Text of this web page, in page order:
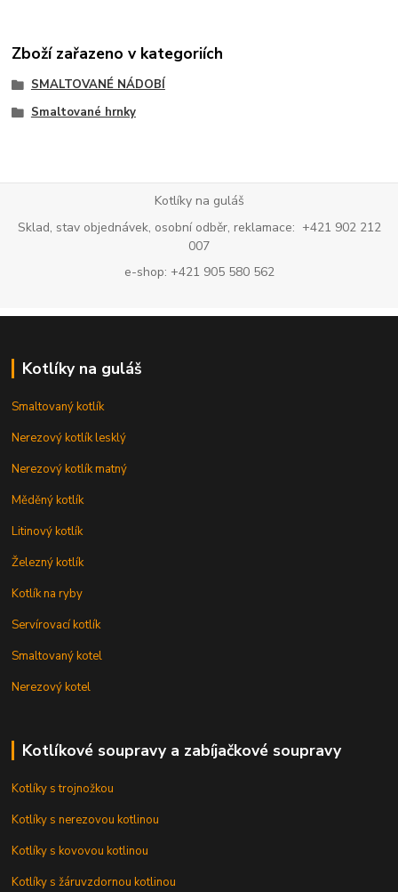
Zboží zařazeno v kategoriích
SMALTOVANÉ NÁDOBÍ
Smaltované hrnky
Kotlíky na guláš
Sklad, stav objednávek, osobní odběr, reklamace: +421 902 212
007
e-shop: +421 905 580 562
Kotlíky na guláš
Smaltovaný kotlík
Nerezový kotlík lesklý
Nerezový kotlík matný
Měděný kotlík
Litinový kotlík
Železný kotlík
Kotlík na ryby
Servírovací kotlík
Smaltovaný kotel
Nerezový kotel
Kotlíkové soupravy a zabíjačkové soupravy
Kotlíky s trojnožkou
Kotlíky s nerezovou kotlinou
Kotlíky s kovovou kotlinou
Kotlíky s žáruvzdornou kotlinou